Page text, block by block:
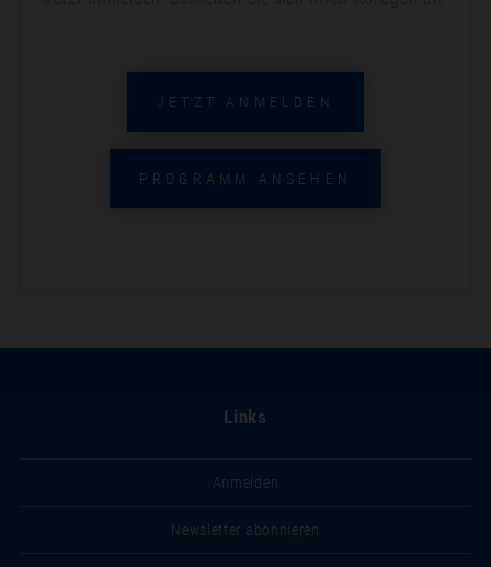
JETZT ANMELDEN
PROGRAMM ANSEHEN
Links
Anmelden
Newsletter abonnieren